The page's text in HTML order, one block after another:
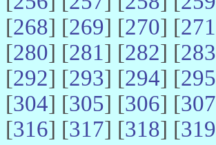
[268] [269] [270] [271
[280] [281] [282] [283
[292] [293] [294] [295
[304] [305] [306] [307
[316] [317] [318] [319